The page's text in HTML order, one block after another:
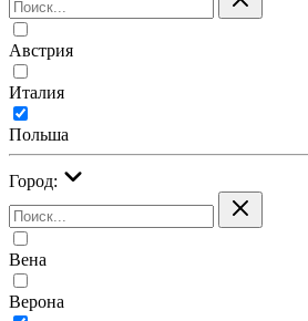
Австрия
Италия
Польша
Город:
Вена
Верона